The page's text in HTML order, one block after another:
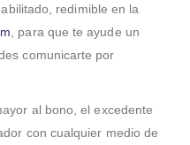
redimible en la
, para que te ayude un
comunicarte por
al bono, el excedente
con cualquier medio de